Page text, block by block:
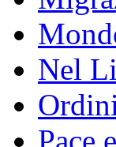
Nel
Pace